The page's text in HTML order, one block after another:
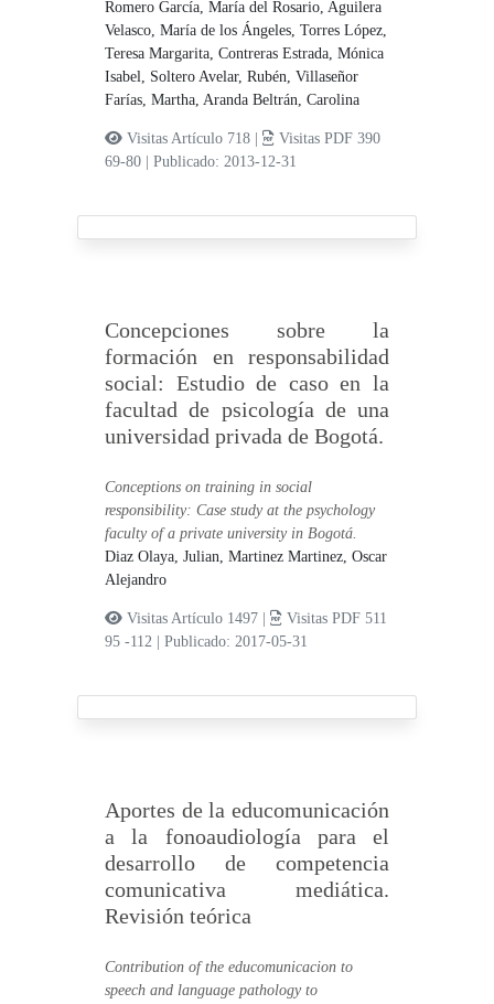
Romero García, María del Rosario,Aguilera
Velasco, María de los Ángeles,Torres López,
Teresa Margarita,Contreras Estrada, Mónica
Isabel, Soltero Avelar, Rubén,Villaseñor
Farías, Martha,Aranda Beltrán, Carolina
Visitas Artículo 718 |
Visitas PDF 390
69-80
|Publicado: 2013-12-31
Concepciones sobre la
formación en responsabilidad
social: Estudio de caso en la
facultad de psicología de una
universidad privada de Bogotá.
Conceptions on training in social
responsibility: Case study at the psychology
faculty of a private university in Bogotá.
Diaz Olaya, Julian,Martinez Martinez, Oscar
Alejandro
Visitas Artículo 1497 |
Visitas PDF 511
95 -112
|Publicado: 2017-05-31
Aportes de la educomunicación
a la fonoaudiología para el
desarrollo de competencia
comunicativa mediática.
Revisión teórica
Contribution of the educomunicacion to
speech and language pathology to